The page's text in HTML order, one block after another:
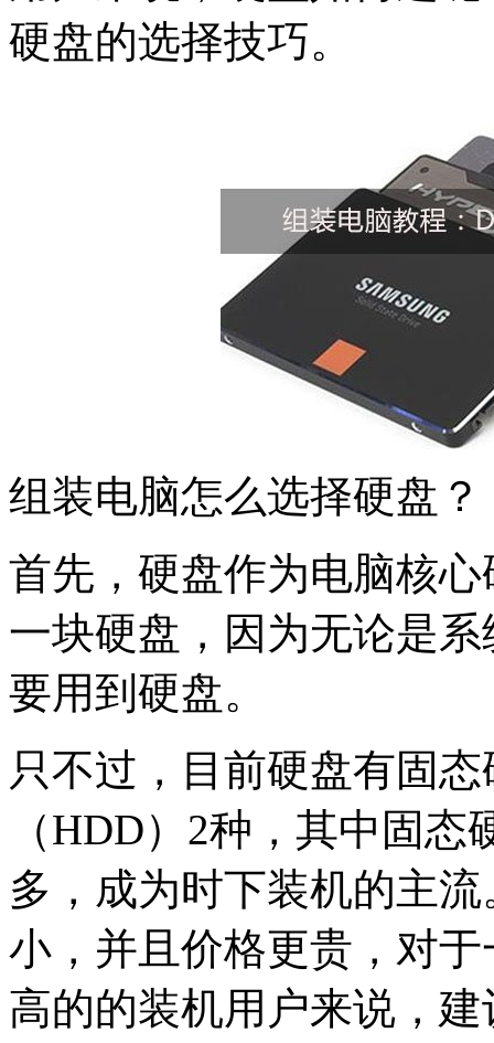
硬盘的选择技巧。
组装电脑怎么选择硬盘？
首先，硬盘作为电脑核
一块硬盘，因为无论是
要用到硬盘。
只不过，目前硬盘有固
（HDD）2种，其中固
多，成为时下装机的主
小，并且价格更贵，对
高的的装机用户来说，